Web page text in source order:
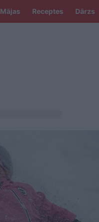
Mājas Receptes Dārzs